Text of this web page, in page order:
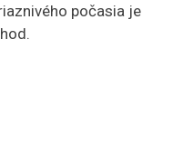
počasia je